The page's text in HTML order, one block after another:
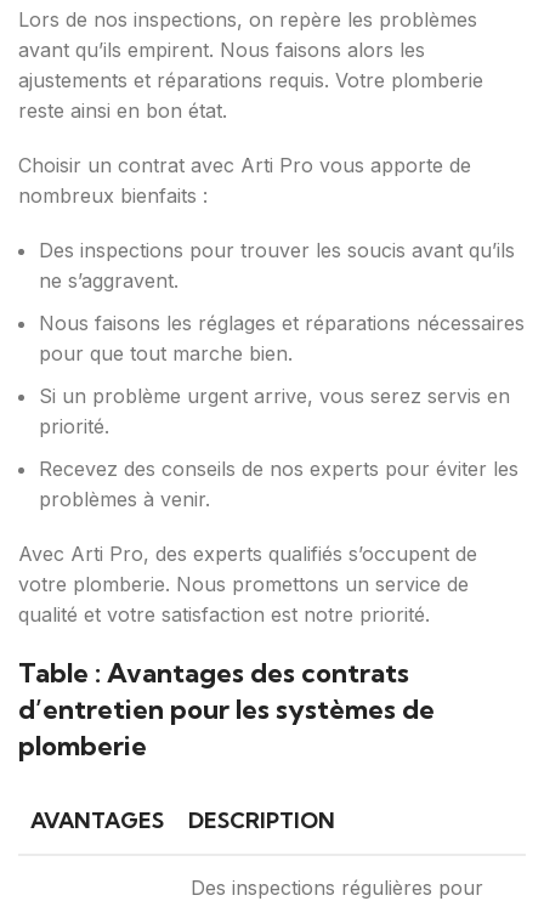
Lors de nos inspections, on repère les problèmes
avant qu’ils empirent. Nous faisons alors les
ajustements et réparations requis. Votre plomberie
reste ainsi en bon état.
Choisir un contrat avec Arti Pro vous apporte de
nombreux bienfaits :
Des inspections pour trouver les soucis avant qu’ils
ne s’aggravent.
Nous faisons les réglages et réparations nécessaires
pour que tout marche bien.
Si un problème urgent arrive, vous serez servis en
priorité.
Recevez des conseils de nos experts pour éviter les
problèmes à venir.
Avec Arti Pro, des experts qualifiés s’occupent de
votre plomberie. Nous promettons un service de
qualité et votre satisfaction est notre priorité.
Table : Avantages des contrats
d’entretien pour les systèmes de
plomberie
AVANTAGES DESCRIPTION
Des inspections régulières pour